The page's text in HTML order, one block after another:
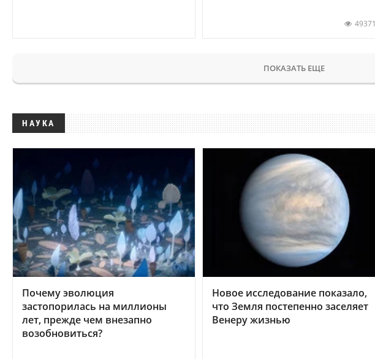
49371
ПОКАЗАТЬ ЕЩЕ
НАУКА
Почему эволюция
застопорилась на миллионы
лет, прежде чем внезапно
возобновиться?
Новое исследование показало,
что Земля постепенно заселяет
Венеру жизнью